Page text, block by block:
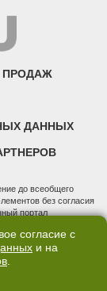
ПРОДАЖ
ДАННЫХ
до всеобщего
без согласия
портал
коммуникаций
от 02.09.2019
Юридический
Свердловская
согласие с
и на
.